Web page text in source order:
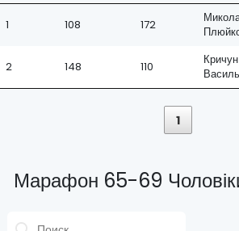
1 108 172
2 148 110
Кричун
Василь
1
Марафон 65-69